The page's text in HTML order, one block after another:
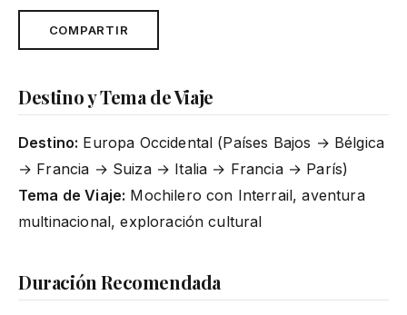
COMPARTIR
Destino y Tema de Viaje
Destino: Europa Occidental (Países Bajos → Bélgica
→ Francia → Suiza → Italia → Francia → París)
Tema de Viaje: Mochilero con Interrail, aventura
multinacional, exploración cultural
Duración Recomendada